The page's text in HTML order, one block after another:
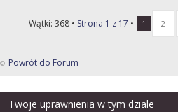
Wątki: 368 • Strona 1 z 17 • 1 2
Powrót do Forum
Twoje uprawnienia w tym dziale